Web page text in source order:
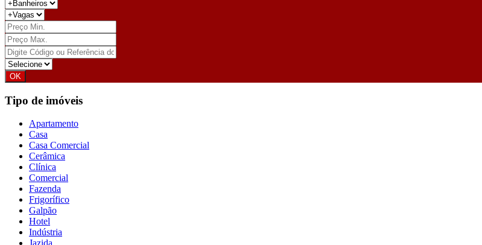
Tipo de imóveis
Apartamento
Casa
Casa Comercial
Cerâmica
Clínica
Comercial
Fazenda
Frigorífico
Galpão
Hotel
Indústria